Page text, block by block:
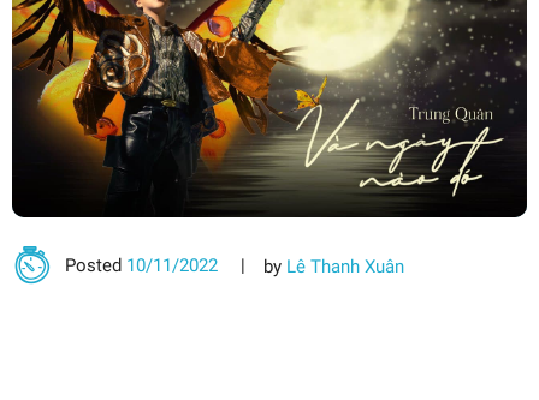
Posted 10/11/2022 by Lê Thanh Xuân